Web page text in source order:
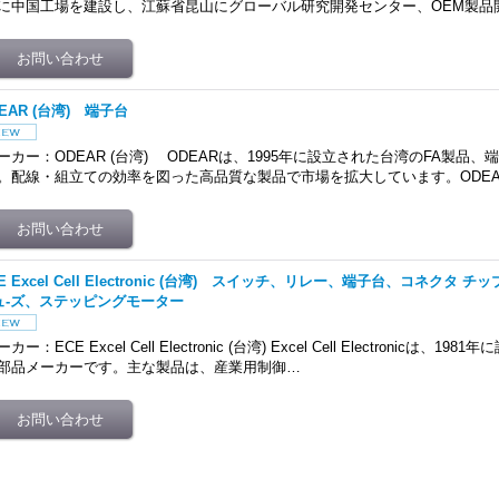
中国工場を建設し、江蘇省昆山にグローバル研究開発センター、OEM製
(台湾) 端子台
カー：ODEAR (台湾) ODEARは、1995年に設立された台湾のFA製品、
配線・組立ての効率を図った高品質な製品で市場を拡大しています。
Excel Cell Electronic (台湾) スイッチ、リレー、端子台、コネクタ チッ
-ズ、ステッピングモーター
カー：ECE Excel Cell Electronic (台湾) Excel Cell Electronicは、1981年
品メーカーです。主な製品は、産業用制御…